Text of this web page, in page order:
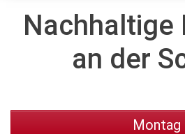
Nachhaltige
an der
Montag